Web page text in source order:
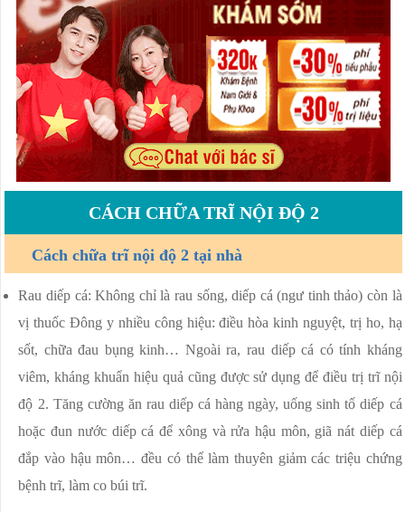
CÁCH CHỮA TRĨ NỘI ĐỘ 2
Cách chữa trĩ nội độ 2 tại nhà
Rau diếp cá: Không chỉ là rau sống, diếp cá (ngư tinh thảo) còn là
vị thuốc Đông y nhiều công hiệu: điều hòa kinh nguyệt, trị ho, hạ
sốt, chữa đau bụng kinh… Ngoài ra, rau diếp cá có tính kháng
viêm, kháng khuẩn hiệu quả cũng được sử dụng để điều trị trĩ nội
độ 2. Tăng cường ăn rau diếp cá hàng ngày, uống sinh tố diếp cá
hoặc đun nước diếp cá để xông và rửa hậu môn, giã nát diếp cá
đắp vào hậu môn… đều có thể làm thuyên giảm các triệu chứng
bệnh trĩ, làm co búi trĩ.